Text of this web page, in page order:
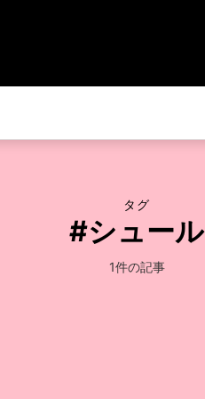
タグ
#シュール
1件の記事